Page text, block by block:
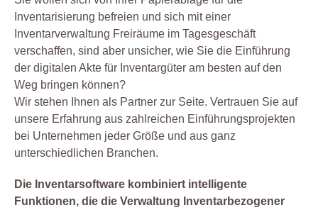
Inventarisierung befreien und sich mit einer
Inventarverwaltung Freiräume im Tagesgeschäft
verschaffen, sind aber unsicher, wie Sie die Einführung
der digitalen Akte für Inventargüter am besten auf den
Weg bringen können?
Wir stehen Ihnen als Partner zur Seite. Vertrauen Sie auf
unsere Erfahrung aus zahlreichen Einführungsprojekten
bei Unternehmen jeder Größe und aus ganz
unterschiedlichen Branchen.
Die Inventarsoftware kombiniert intelligente
Funktionen, die die Verwaltung Inventarbezogener